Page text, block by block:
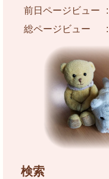
前日ページビュー
:
総ページビュー
:
検索